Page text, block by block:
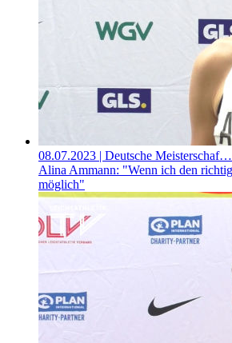
08.07.2023 | Deutsche Meisterschaf…
Alina Ammann: "Wenn ich den
möglich"